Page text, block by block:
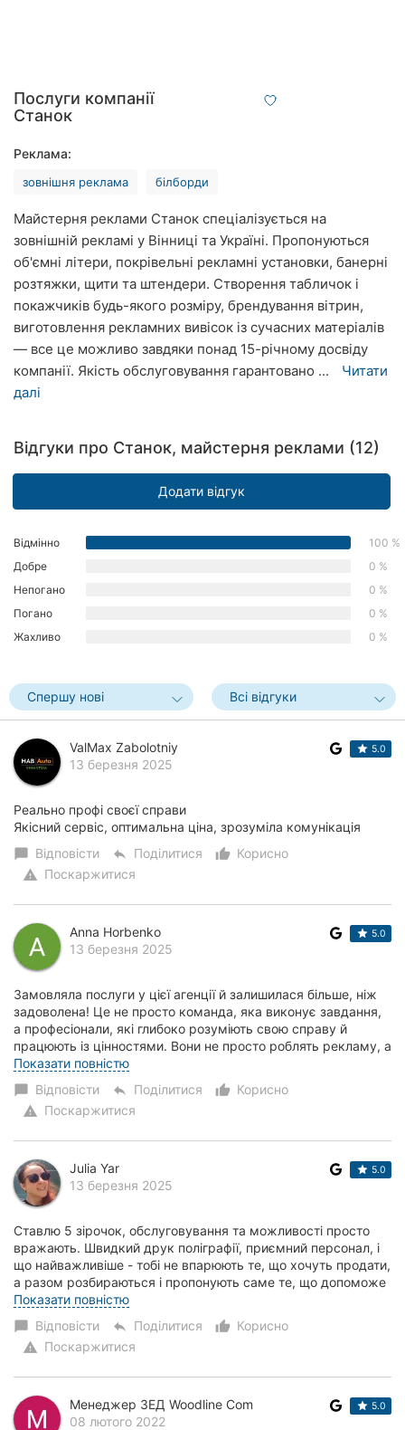
Хмельницький
Рівне
Кропивницький
Київ
Запоріжжя
Дніпро
Кривий
Херсон
Чернігів
Черкаси
Чернівці
Суми
Франківськ
Луцьк
Карпати
Послуги компанії
Станок
Реклама:
зовнішня реклама білборди
Майстерня реклами Станок спеціалізується на
зовнішній рекламі у Вінниці та Україні. Пропонуються
об'ємні літери, покрівельні рекламні установки, банерні
розтяжки, щити та штендери. Створення табличок і
покажчиків будь-якого розміру, брендування вітрин,
виготовлення рекламних вивісок із сучасних матеріалів
— все це можливо завдяки понад 15-річному досвіду
компанії. Якість обслуговування гарантовано ...
Читати
далі
Відгуки про Станок, майстерня реклами (12)
Додати відгук
Відмінно
100 %
Добре
0 %
Непогано
0 %
Погано
0 %
Жахливо
0 %
Спершу нові Всі відгуки
ValMax Zabolotniy
13 березня 2025
5.0
Реально профі своєї справи
Якісний сервіс, оптимальна ціна, зрозуміла комунікація
chat_bubble Відповісти reply Поділитися thumb_up_alt
Корисно
warning Поскаржитися
Anna Horbenko
13 березня 2025
5.0
Замовляла послуги у цієї агенції й залишилася більше, ніж
задоволена! Це не просто команда, яка виконує завдання,
а професіонали, які глибоко розуміють свою справу й
працюють із цінностями. Вони не просто роблять рекламу, а
підходять стратегічно, шук...
Показати повністю
chat_bubble Відповісти reply Поділитися thumb_up_alt
Корисно
warning Поскаржитися
Julia Yar
13 березня 2025
5.0
Ставлю 5 зірочок, обслуговування та можливості просто
вражають. Швидкий друк поліграфії, приємний персонал, і
що найважливіше - тобі не впарюють те, що хочуть продати,
а разом розбираються і пропонують саме те, що допоможе
тобі в просуванні твого біз...
Показати повністю
chat_bubble Відповісти reply Поділитися thumb_up_alt
Корисно
warning Поскаржитися
Менеджер ЗЕД Woodline Com
08 лютого 2022
5.0